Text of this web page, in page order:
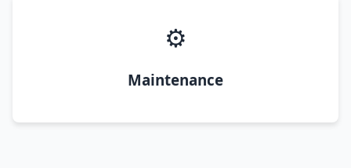
⚙️
Maintenance